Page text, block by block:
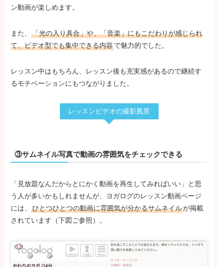
ン動画が楽しめます。
また、「光の入り具合」や、「音楽」にもこだわりが感じられ
て、ビデオ型でも集中できる内容で魅力的でした。
レッスン中はもちろん、レッスン後も充実感があるので継続す
るモチベーションにもつながりました。
レッスンビデオの撮影風景
③サムネイル写真で動画の雰囲気をチェックできる
「見放題なんだからとにかく動画を再生してみればいい」と思
う人が多いかもしれませんが、ヨガログのレッスン動画ページ
には、ひとつひとつの動画に雰囲気が分かるサムネイルが掲載
されています（下図ご参照）。